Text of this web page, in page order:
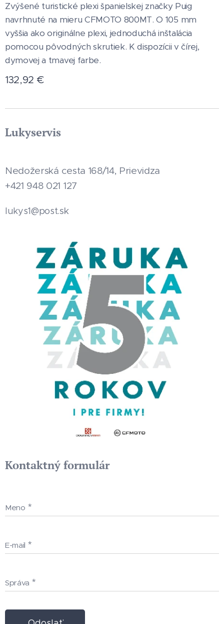
Zvýšené turistické plexi španielskej značky Puig
navrhnuté na mieru CFMOTO 800MT. O 105 mm
vyššia ako originálne plexi, jednoduchá inštalácia
pomocou pôvodných skrutiek. K dispozícii v čírej,
dymovej a tmavej farbe.
132,92 €
Lukyservis
Nedožerská cesta 168/14, Prievidza
+421 948 021 127
lukys1@post.sk
Kontaktný formulár
Meno
E-mail
Správa